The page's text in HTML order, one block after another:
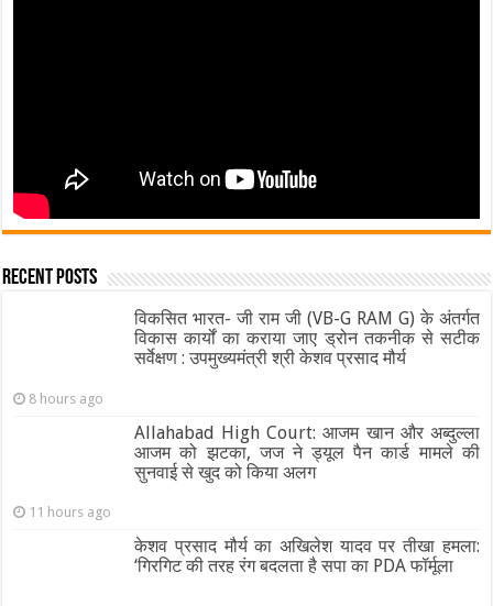
Recent Posts
विकसित भारत- जी राम जी (VB-G RAM G) के अंतर्गत
विकास कार्यों का कराया जाए ड्रोन तकनीक से सटीक
सर्वेक्षण : उपमुख्यमंत्री श्री केशव प्रसाद मौर्य
8 hours ago
Allahabad High Court: आजम खान और अब्दुल्ला
आजम को झटका, जज ने ड्यूल पैन कार्ड मामले की
सुनवाई से खुद को किया अलग
11 hours ago
केशव प्रसाद मौर्य का अखिलेश यादव पर तीखा हमला:
‘गिरगिट की तरह रंग बदलता है सपा का PDA फॉर्मूला